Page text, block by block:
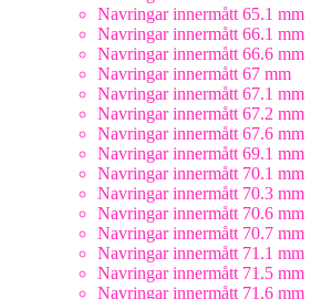
Navringar innermått 65.1 mm
Navringar innermått 66.1 mm
Navringar innermått 66.6 mm
Navringar innermått 67 mm
Navringar innermått 67.1 mm
Navringar innermått 67.2 mm
Navringar innermått 67.6 mm
Navringar innermått 69.1 mm
Navringar innermått 70.1 mm
Navringar innermått 70.3 mm
Navringar innermått 70.6 mm
Navringar innermått 70.7 mm
Navringar innermått 71.1 mm
Navringar innermått 71.5 mm
Navringar innermått 71.6 mm